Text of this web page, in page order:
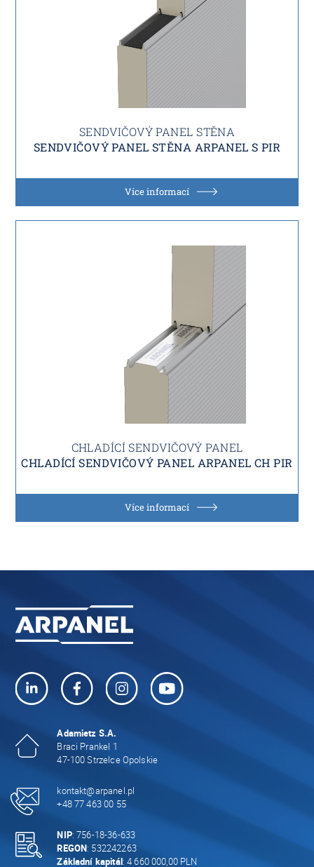
SENDVIČOVÝ PANEL STĚNA
SENDVIČOVÝ PANEL STĚNA ARPANEL S PIR
Více informací
CHLADÍCÍ SENDVIČOVÝ PANEL
CHLADÍCÍ SENDVIČOVÝ PANEL ARPANEL CH PIR
Více informací
Adamietz S.A.
Braci Prankel 1
47-100 Strzelce Opolskie
kontakt@arpanel.pl
+48 77 463 00 55
NIP: 756-18-36-633
REGON: 532242263
Základní kapitál: 4 660 000,00 PLN